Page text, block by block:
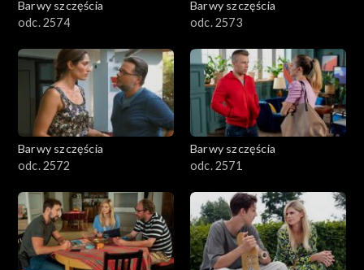
Barwy szczęścia
odc. 2574
Barwy szczęścia
odc. 2573
Barwy szczęścia
odc. 2572
Barwy szczęścia
odc. 2571